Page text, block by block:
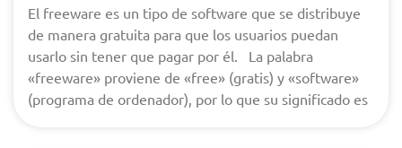
El freeware es un tipo de software que se distribuye
de manera gratuita para que los usuarios puedan
usarlo sin tener que pagar por él. La palabra
«freeware» proviene de «free» (gratis) y «software»
(programa de ordenador), por lo que su significado es